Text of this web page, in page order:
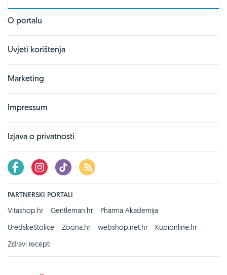
O portalu
Uvjeti korištenja
Marketing
Impressum
Izjava o privatnosti
PARTNERSKI PORTALI
Vitashop.hr
Gentleman.hr
Pharma Akademija
UredskeStolice
Zoona.hr webshop.net.hr
Kupionline.hr
Zdravi recepti